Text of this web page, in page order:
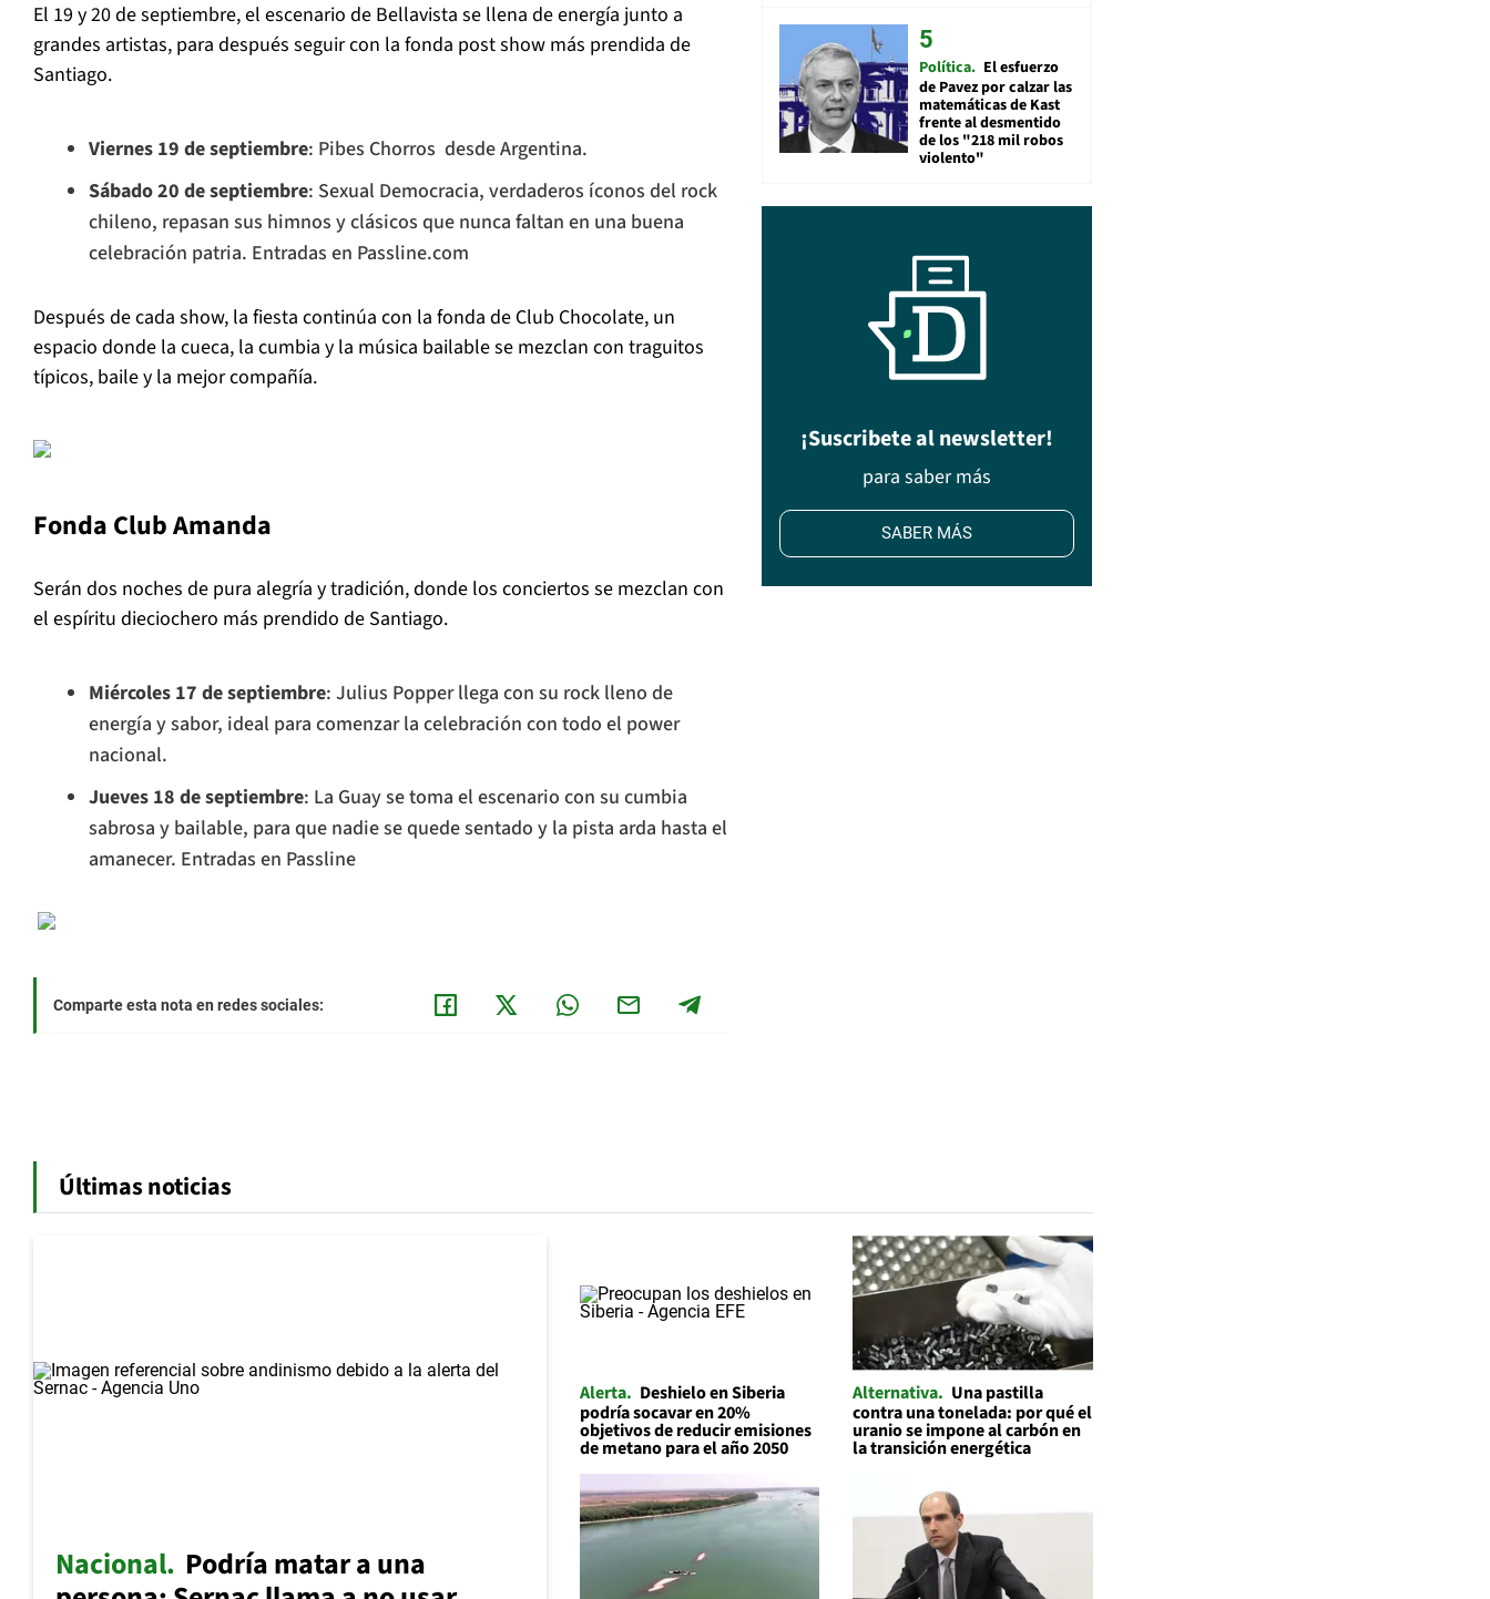
El 19 y 20 de septiembre, el escenario de Bellavista se llena de energía junto a
grandes artistas, para después seguir con la fonda post show más prendida de
Santiago.
Viernes 19 de septiembre: Pibes Chorros desde Argentina.
Sábado 20 de septiembre: Sexual Democracia, verdaderos íconos del rock
chileno, repasan sus himnos y clásicos que nunca faltan en una buena
celebración patria. Entradas en Passline.com
Después de cada show, la fiesta continúa con la fonda de Club Chocolate, un
espacio donde la cueca, la cumbia y la música bailable se mezclan con traguitos
típicos, baile y la mejor compañía.
Fonda Club Amanda
Serán dos noches de pura alegría y tradición, donde los conciertos se mezclan con
el espíritu dieciochero más prendido de Santiago.
Miércoles 17 de septiembre: Julius Popper llega con su rock lleno de
energía y sabor, ideal para comenzar la celebración con todo el power
nacional.
Jueves 18 de septiembre: La Guay se toma el escenario con su cumbia
sabrosa y bailable, para que nadie se quede sentado y la pista arda hasta el
amanecer. Entradas en Passline
Comparte esta nota en redes sociales:
Política El esfuerzo
de Pavez por calzar las
matemáticas de Kast
frente al desmentido
de los "218 mil robos
violento"
¡Suscribete al newsletter!
para saber más
SABER MÁS
Últimas noticias
Nacional Podría matar a una
Alerta
Deshielo en Siberia
podría socavar en 20%
objetivos de reducir emisiones
de metano para el año 2050
Alternativa Una pastilla
contra una tonelada: por qué el
uranio se impone al carbón en
la transición energética